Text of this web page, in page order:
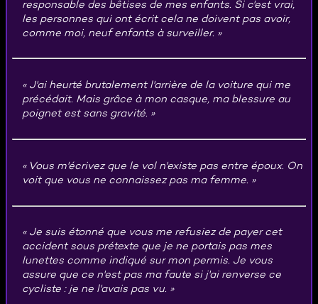
responsable des bêtises de mes enfants. Si c'est vrai,
les personnes qui ont écrit cela ne doivent pas avoir,
comme moi, neuf enfants à surveiller.
J'ai heurté brutalement l'arrière de la voiture qui me
précédait. Mais grâce à mon casque, ma blessure au
poignet est sans gravité.
Vous m'écrivez que le vol n'existe pas entre époux. On
voit que vous ne connaissez pas ma femme.
Je suis étonné que vous me refusiez de payer cet
accident sous prétexte que je ne portais pas mes
lunettes comme indiqué sur mon permis. Je vous
assure que ce n'est pas ma faute si j'ai renverse ce
cycliste : je ne l'avais pas vu.